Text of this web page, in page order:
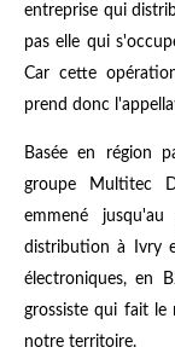
entreprise qui
pas elle qui
Car cette
prend donc
Basée en région
groupe Multitec
emmené
distribution à Ivry
électroniques, en
grossiste qui fait le
notre territoire.